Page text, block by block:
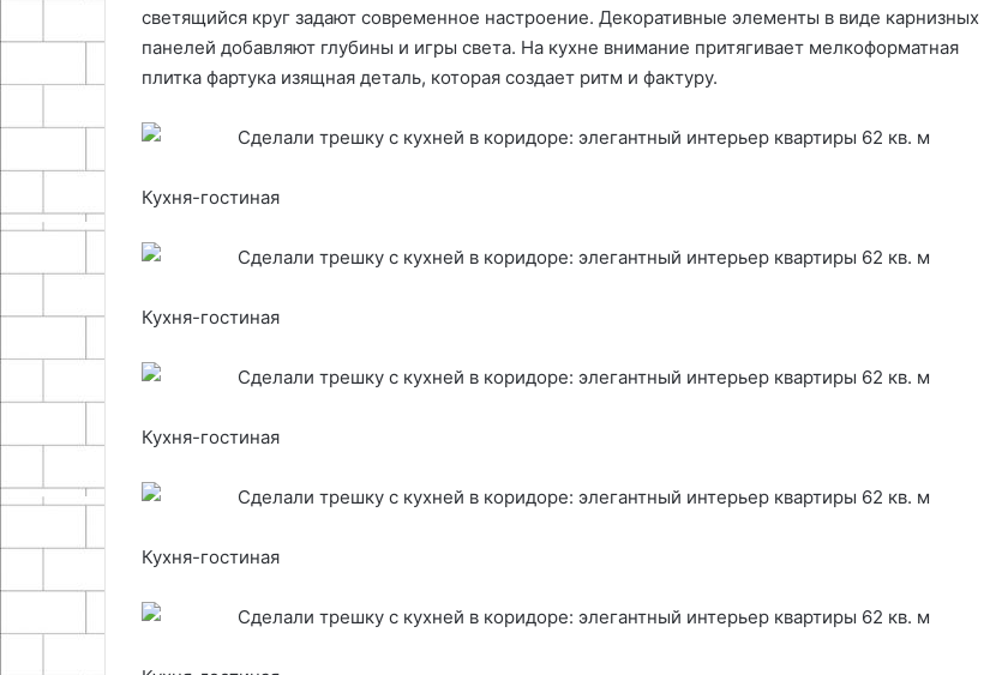
светящийся круг задают современное настроение. Декоративные элементы в виде карнизных
панелей добавляют глубины и игры света. На кухне внимание притягивает мелкоформатная
плитка фартука изящная деталь, которая создает ритм и фактуру.
Кухня-гостиная
Кухня-гостиная
Кухня-гостиная
Кухня-гостиная